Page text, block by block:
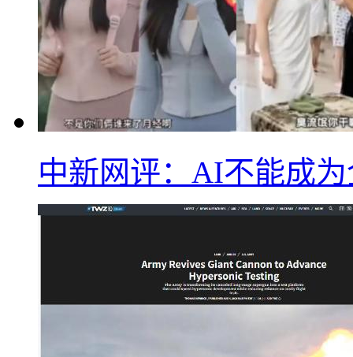
中新网评：AI不能成